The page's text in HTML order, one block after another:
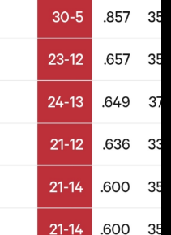
捕
戰30勝 16 straight wins
11th shutout of the